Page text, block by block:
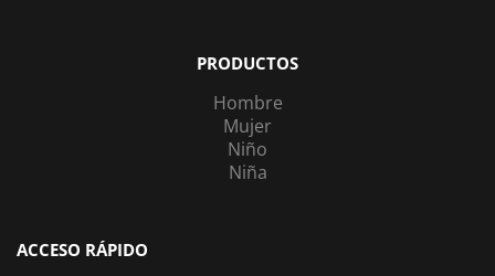
PRODUCTOS
Hombre
Mujer
Niño
Niña
ACCESO RÁPIDO